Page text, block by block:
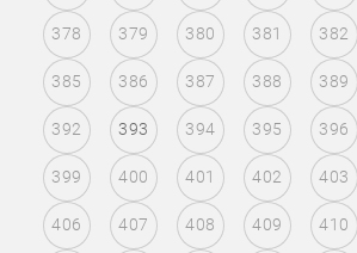
378 379 380 381 382
385 386 387 388 389
392 393 394 395 396
399 400 401 402 403
406 407 408 409 410